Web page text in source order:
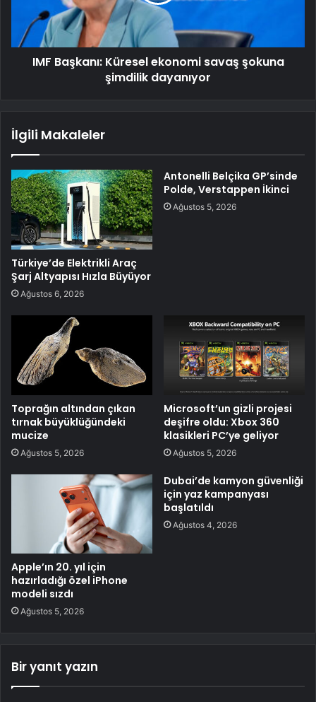
IMF Başkanı: Küresel ekonomi savaş şokuna
şimdilik dayanıyor
İlgili Makaleler
Türkiye’de Elektrikli Araç
Şarj Altyapısı Hızla Büyüyor
Ağustos 6, 2026
Antonelli Belçika GP’sinde
Polde, Verstappen İkinci
Ağustos 5, 2026
Toprağın altından çıkan
tırnak büyüklüğündeki
mucize
Ağustos 5, 2026
Microsoft’un gizli projesi
deşifre oldu: Xbox 360
klasikleri PC’ye geliyor
Ağustos 5, 2026
Apple’ın 20. yıl için
hazırladığı özel iPhone
modeli sızdı
Ağustos 5, 2026
Dubai’de kamyon güvenliği
için yaz kampanyası
başlatıldı
Ağustos 4, 2026
Bir yanıt yazın